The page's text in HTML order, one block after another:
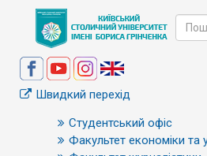
Швидкий перехід
Студентський офіс
Факультет економіки та